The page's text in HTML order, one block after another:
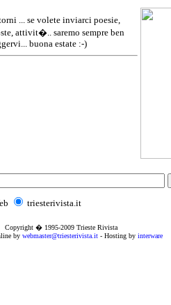
... se volete inviarci poesie,
attivit�.. saremo sempre ben
buona estate :-)
triesterivista.it
Copyright � 1995-2009 Trieste Rivista
by webmaster@triesterivista.it- Hosting by interware